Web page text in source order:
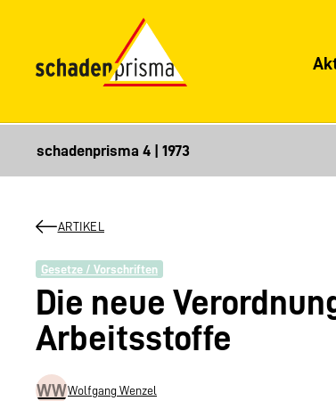
ARTIKEL
Gesetze / Vorschriften
Die neue
Arbeitsstoffe
WWWolfgang Wenzel